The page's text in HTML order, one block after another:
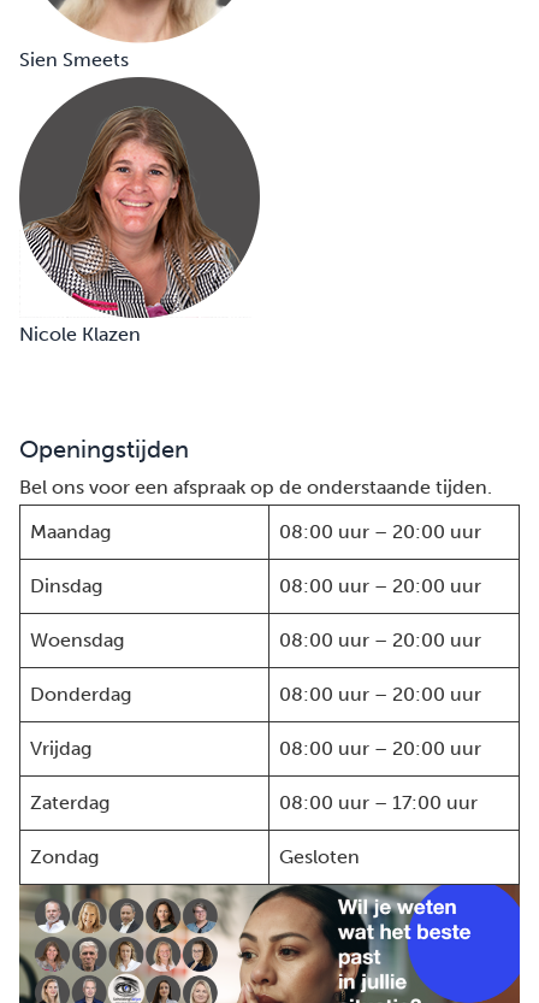
Sien Smeets
Nicole Klazen
Openingstijden
Bel ons voor een afspraak op de onderstaande tijden.
Maandag
08:00 uur – 20:00 uur
Dinsdag 08:00 uur – 20:00 uur
Woensdag 08:00 uur – 20:00 uur
Donderdag 08:00 uur – 20:00 uur
Vrijdag 08:00 uur – 20:00 uur
Zaterdag 08:00 uur – 17:00 uur
Zondag Gesloten